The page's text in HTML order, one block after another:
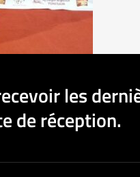
les
de réception.